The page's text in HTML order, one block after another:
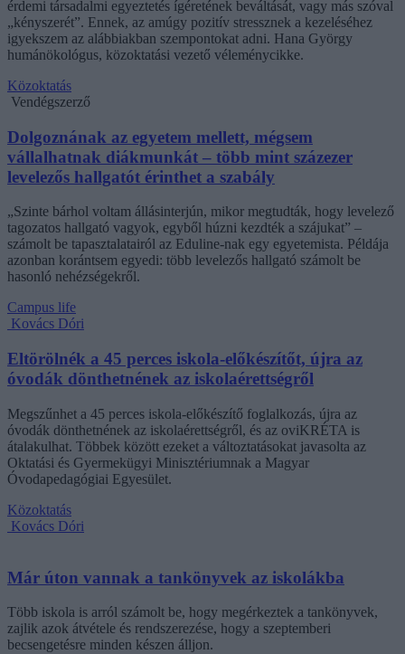
érdemi társadalmi egyeztetés ígéretének beváltását, vagy más szóval
„kényszerét”. Ennek, az amúgy pozitív stressznek a kezeléséhez
igyekszem az alábbiakban szempontokat adni. Hana György
humánökológus, közoktatási vezető véleménycikke.
Közoktatás
Vendégszerző
Dolgoznának az egyetem mellett, mégsem
vállalhatnak diákmunkát – több mint százezer
levelezős hallgatót érinthet a szabály
„Szinte bárhol voltam állásinterjún, mikor megtudták, hogy levelező
tagozatos hallgató vagyok, egyből húzni kezdték a szájukat” –
számolt be tapasztalatairól az Eduline-nak egy egyetemista. Példája
azonban korántsem egyedi: több levelezős hallgató számolt be
hasonló nehézségekről.
Campus life
Kovács Dóri
Eltörölnék a 45 perces iskola-előkészítőt, újra az
óvodák dönthetnének az iskolaérettségről
Megszűnhet a 45 perces iskola-előkészítő foglalkozás, újra az
óvodák dönthetnének az iskolaérettségről, és az oviKRÉTA is
átalakulhat. Többek között ezeket a változtatásokat javasolta az
Oktatási és Gyermekügyi Minisztériumnak a Magyar
Óvodapedagógiai Egyesület.
Közoktatás
Kovács Dóri
Már úton vannak a tankönyvek az iskolákba
Több iskola is arról számolt be, hogy megérkeztek a tankönyvek,
zajlik azok átvétele és rendszerezése, hogy a szeptemberi
becsengetésre minden készen álljon.